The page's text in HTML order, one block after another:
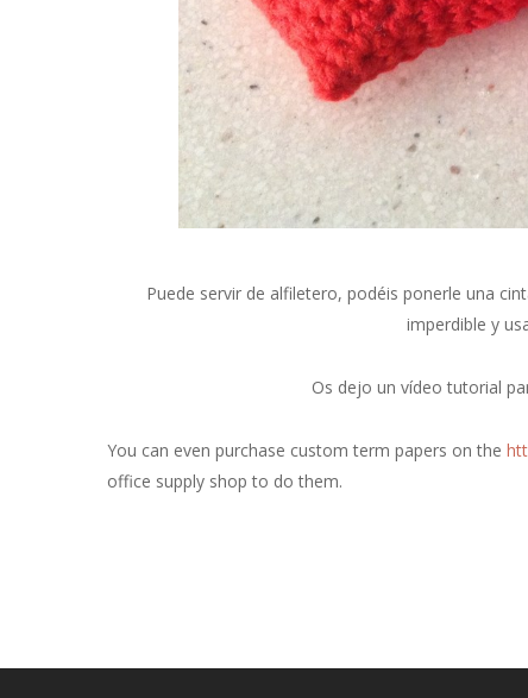
Puede servir de alfiletero, podéis ponerle una
imperdible y
Os dejo un vídeo tutorial
You can even purchase custom term papers on the
office supply shop to do them.